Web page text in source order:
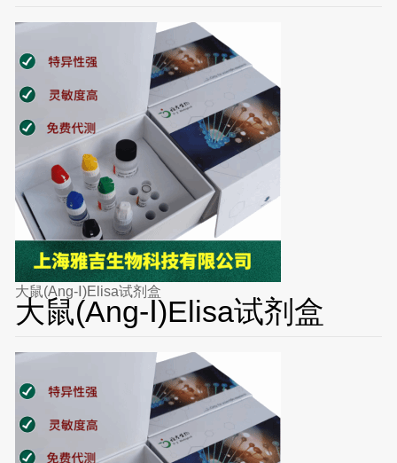
大鼠(Ang-Ⅰ)Elisa试剂盒
大鼠(Ang-Ⅰ)Elisa试剂盒